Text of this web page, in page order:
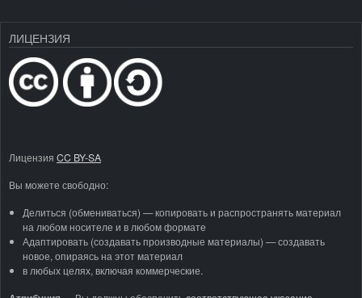
ЛИЦЕНЗИЯ
Лицензия CC BY-SA
Вы можете свободно:
Делиться (обмениваться) — копировать и распространять материал
на любом носителе и в любом формате
Адаптировать (создавать производные материалы) — создавать
новое, опираясь на этот материал
в любых целях, включая коммерческие.